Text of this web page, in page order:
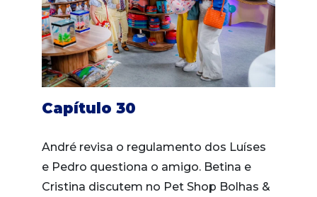
Capítulo 30
André revisa o regulamento dos Luíses
e Pedro questiona o amigo. Betina e
Cristina discutem no Pet Shop Bolhas &